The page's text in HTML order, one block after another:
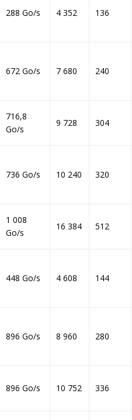
288 Go/s 4 352 136
672 Go/s 7 680 240
716,8
Go/s
9 728 304
736 Go/s 10 240 320
1 008
Go/s
16 384 512
448 Go/s 4 608 144
896 Go/s 8 960 280
896 Go/s 10 752 336